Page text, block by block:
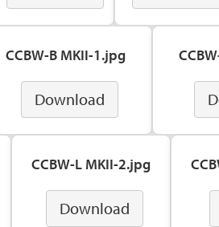
CCBW-B MKII-1.jpg
Download
CCBW-L MKII-2.jpg
Download